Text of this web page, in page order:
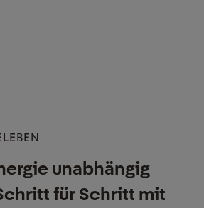
unabhängig
für Schritt mit